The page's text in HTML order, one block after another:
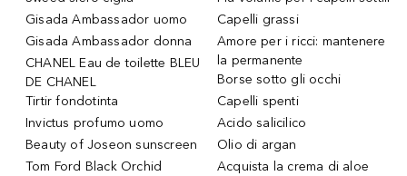
Gisada Ambassador uomo
Gisada Ambassador donna
CHANEL Eau de toilette BLEU
DE CHANEL
Tirtir fondotinta
Invictus profumo uomo
Beauty of Joseon sunscreen
Tom Ford Black Orchid
Capelli grassi
Amore per i ricci: mantenere
la permanente
Borse sotto gli occhi
Capelli spenti
Acido salicilico
Olio di argan
Acquista la crema di aloe